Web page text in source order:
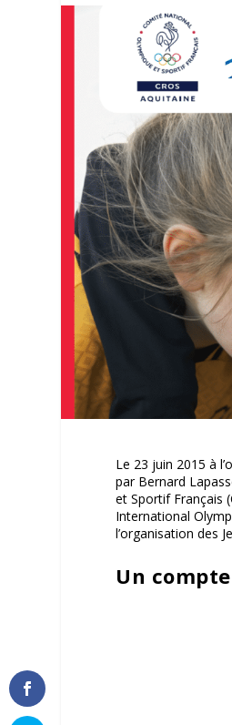
Le 23 juin 2015 à
par Bernard
et Sportif Français
International
l’organisation des
Un